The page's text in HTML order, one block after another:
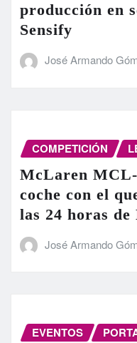
producción en
Sensify
José Armando
COMPETICIÓN
McLaren
coche con el
las 24 horas de
José Armando
EVENTOS